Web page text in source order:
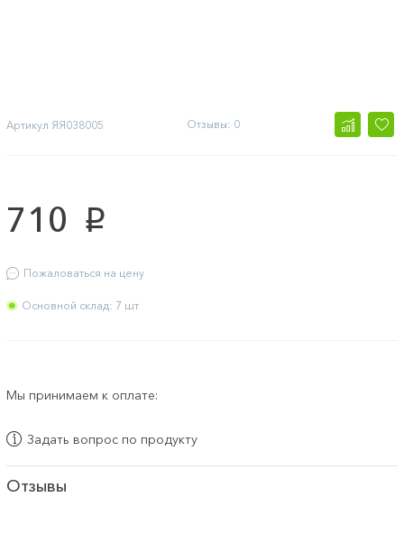
Артикул ЯЯ038005 Отзывы: 0
710 p
Пожаловаться на цену
Основной склад: 7 шт
Мы принимаем к оплате:
Задать вопрос по продукту
Отзывы